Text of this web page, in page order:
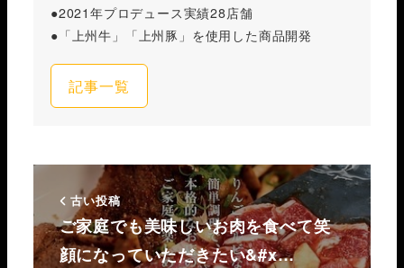
●2021年プロデュース実績28店舗
●「上州牛」「上州豚」を使用した商品開発
記事一覧
古い投稿
ご家庭でも美味しいお肉を食べて笑
顔になっていただきたい&#x…